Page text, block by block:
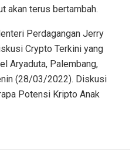
akan terus bertambah.
Perdagangan Jerry
Crypto Terkini yang
Aryaduta, Palembang,
(28/03/2022). Diskusi
Potensi Kripto Anak